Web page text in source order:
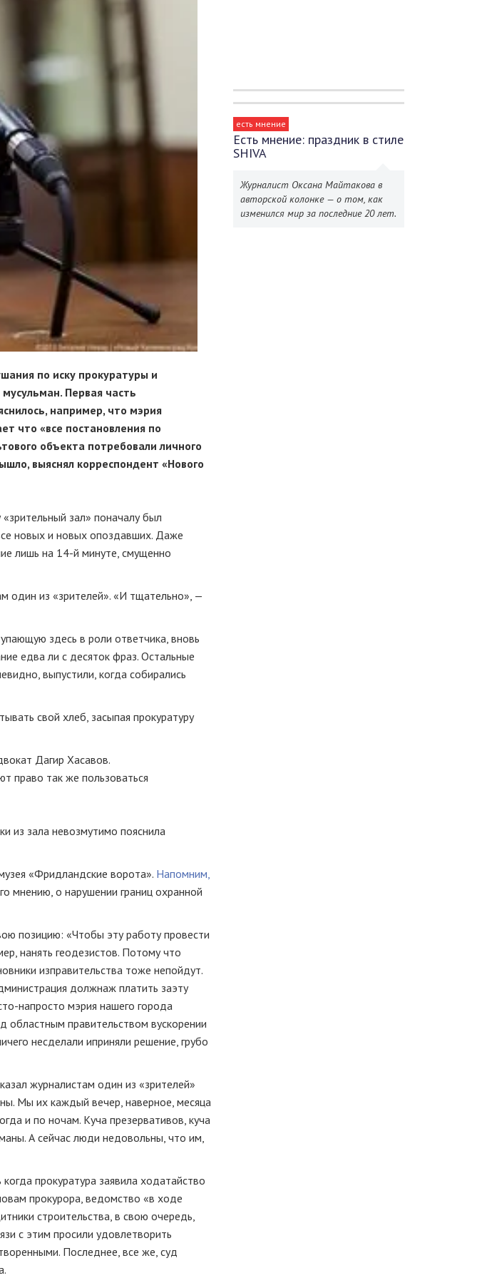
по иску прокуратуры и
Первая часть
например, что мэрия
что «все постановления по
объекта потребовали личного
выяснял корреспондент «Нового
«зрительный зал» поначалу был
новых и новых опоздавших. Даже
лишь на 14-й минуте, смущенно
один из «зрителей». «И тщательно», —
здесь в роли ответчика, вновь
едва ли с десяток фраз. Остальные
выпустили, когда собирались
свой хлеб, засыпая прокуратуру
Дагир Хасавов.
право так же пользоваться
из зала невозмутимо пояснила
«Фридландские ворота». Напомним,
мнению, о нарушении границ охранной
позицию: «Чтобы эту работу провести
нанять геодезистов. Потому что
изправительства тоже непойдут.
должнаж платить заэту
напросто мэрия нашего города
областным правительством вускорении
несделали иприняли решение, грубо
журналистам один из «зрителей»
Мы их каждый вечер, наверное, месяца
и по ночам. Куча презервативов, куча
А сейчас люди недовольны, что им,
прокуратура заявила ходатайство
прокурора, ведомство «в ходе
строительства, в свою очередь,
с этим просили удовлетворить
Последнее, все же, суд
есть мнение
Есть мнение: праздник в стиле
SHIVA
Журналист Оксана Майтакова в
авторской колонке — о том, как
изменился мир за последние 20 лет.